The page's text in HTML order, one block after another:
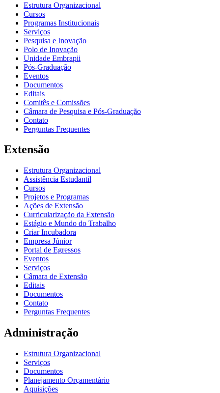
Estrutura Organizacional
Cursos
Programas Institucionais
Serviços
Pesquisa e Inovação
Polo de Inovação
Unidade Embrapii
Pós-Graduação
Eventos
Documentos
Editais
Comitês e Comissões
Câmara de Pesquisa e Pós-Graduação
Contato
Perguntas Frequentes
Extensão
Estrutura Organizacional
Assistência Estudantil
Cursos
Projetos e Programas
Ações de Extensão
Curricularização da Extensão
Estágio e Mundo do Trabalho
Criar Incubadora
Empresa Júnior
Portal de Egressos
Eventos
Serviços
Câmara de Extensão
Editais
Documentos
Contato
Perguntas Frequentes
Administração
Estrutura Organizacional
Serviços
Documentos
Planejamento Orçamentário
Aquisições